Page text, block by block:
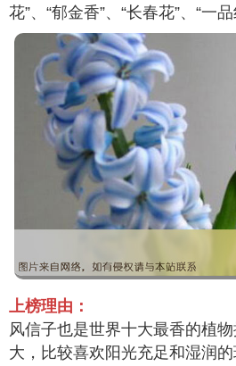
花”、“郁金香”、“长春花”、“一品
上榜理由：
风信子也是世界十大最香的植
大，比较喜欢阳光充足和湿润